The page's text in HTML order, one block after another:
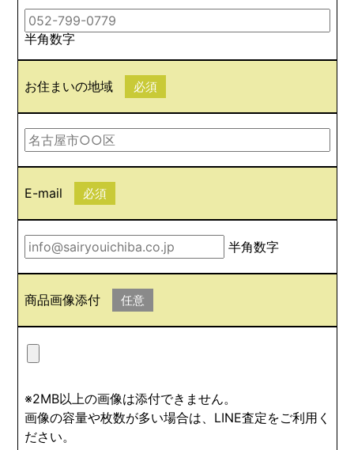
半角数字
お住まいの地域 必須
E-mail 必須
半角数字
商品画像添付 任意
※2MB以上の画像は添付できません。
画像の容量や枚数が多い場合は、LINE査定をご利用く
ださい。